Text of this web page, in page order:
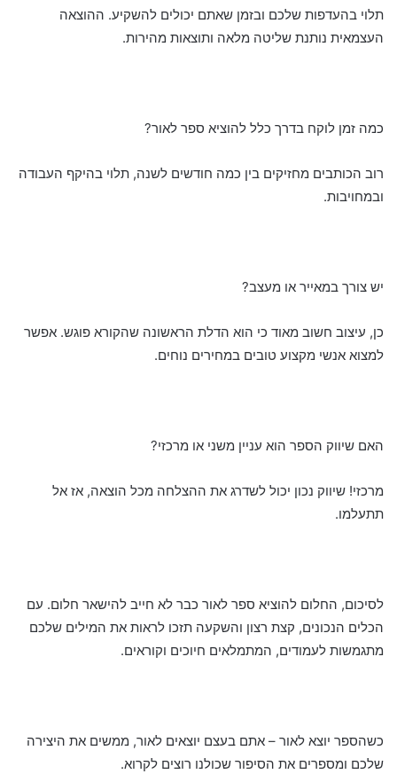
תלוי בהעדפות שלכם ובזמן שאתם יכולים להשקיע. ההוצאה
העצמאית נותנת שליטה מלאה ותוצאות מהירות.
כמה זמן לוקח בדרך כלל להוציא ספר לאור?
רוב הכותבים מחזיקים בין כמה חודשים לשנה, תלוי בהיקף העבודה
ובמחויבות.
יש צורך במאייר או מעצב?
כן, עיצוב חשוב מאוד כי הוא הדלת הראשונה שהקורא פוגש. אפשר
למצוא אנשי מקצוע טובים במחירים נוחים.
האם שיווק הספר הוא עניין משני או מרכזי?
מרכזי! שיווק נכון יכול לשדרג את ההצלחה מכל הוצאה, אז אל
תתעלמו.
לסיכום, החלום להוציא ספר לאור כבר לא חייב להישאר חלום. עם
הכלים הנכונים, קצת רצון והשקעה תזכו לראות את המילים שלכם
מתגמשות לעמודים, המתמלאים חיוכים וקוראים.
כשהספר יוצא לאור – אתם בעצם יוצאים לאור, ממשים את היצירה
שלכם ומספרים את הסיפור שכולנו רוצים לקרוא.